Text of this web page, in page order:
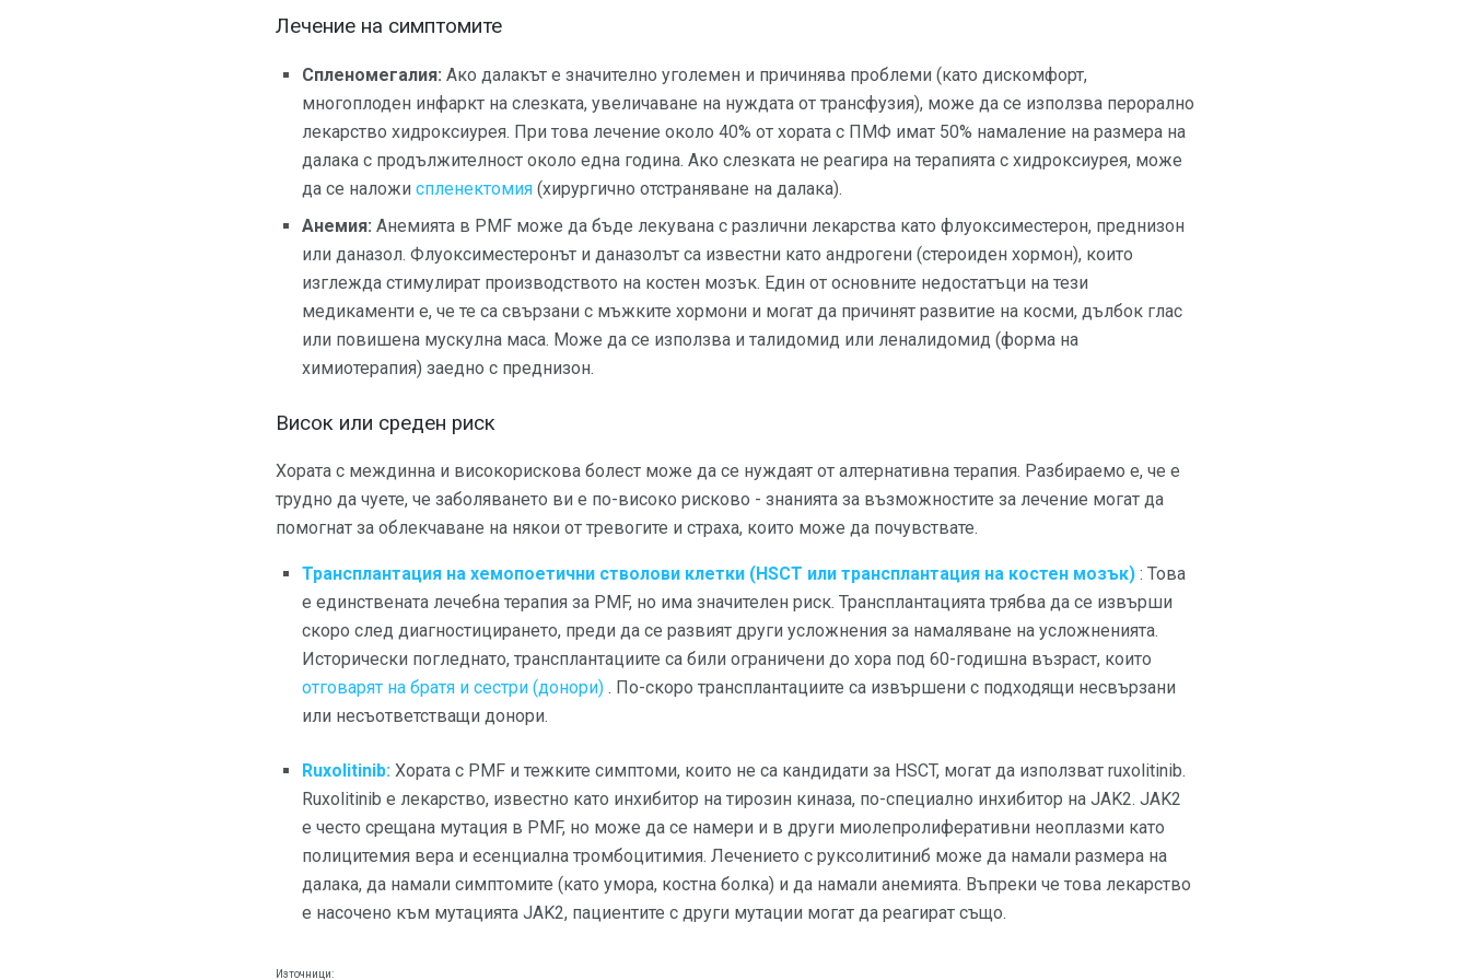
Лечение на симптомите
Спленомегалия: Ако далакът е значително уголемен и причинява проблеми (като дискомфорт,
многоплоден инфаркт на слезката, увеличаване на нуждата от трансфузия), може да се използва перорално
лекарство хидроксиурея. При това лечение около 40% от хората с ПМФ имат 50% намаление на размера на
далака с продължителност около една година. Ако слезката не реагира на терапията с хидроксиурея, може
да се наложи спленектомия (хирургично отстраняване на далака).
Анемия: Анемията в PMF може да бъде лекувана с различни лекарства като флуоксиместерон, преднизон
или даназол. Флуоксиместеронът и даназолът са известни като андрогени (стероиден хормон), които
изглежда стимулират производството на костен мозък. Един от основните недостатъци на тези
медикаменти е, че те са свързани с мъжките хормони и могат да причинят развитие на косми, дълбок глас
или повишена мускулна маса. Може да се използва и талидомид или леналидомид (форма на
химиотерапия) заедно с преднизон.
Висок или среден риск
Хората с междинна и високорискова болест може да се нуждаят от алтернативна терапия. Разбираемо е, че е
трудно да чуете, че заболяването ви е по-високо рисково - знанията за възможностите за лечение могат да
помогнат за облекчаване на някои от тревогите и страха, които може да почувствате.
Трансплантация на хемопоетични стволови клетки (HSCT или трансплантация на костен мозък) : Това
е единствената лечебна терапия за PMF, но има значителен риск. Трансплантацията трябва да се извърши
скоро след диагностицирането, преди да се развият други усложнения за намаляване на усложненията.
Исторически погледнато, трансплантациите са били ограничени до хора под 60-годишна възраст, които
отговарят на братя и сестри (донори) . По-скоро трансплантациите са извършени с подходящи несвързани
или несъответстващи донори.
Ruxolitinib: Хората с PMF и тежките симптоми, които не са кандидати за HSCT, могат да използват ruxolitinib.
Ruxolitinib е лекарство, известно като инхибитор на тирозин киназа, по-специално инхибитор на JAK2. JAK2
е често срещана мутация в PMF, но може да се намери и в други миолепролиферативни неоплазми като
полицитемия вера и есенциална тромбоцитимия. Лечението с руксолитиниб може да намали размера на
далака, да намали симптомите (като умора, костна болка) и да намали анемията. Въпреки че това лекарство
е насочено към мутацията JAK2, пациентите с други мутации могат да реагират също.
Източници: